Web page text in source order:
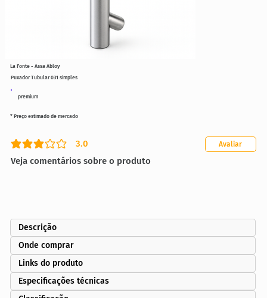
premium
Puxador Tubular 031 simples
3.0
classificação média é 3 de 5
Veja comentários sobre o produto
Avaliar
* Preço estimado de mercado
La Fonte - Assa Abloy
Descrição
Onde comprar
Links do produto
Especificações técnicas